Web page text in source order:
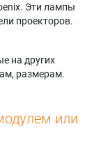
Эти лампы
проекторов.
на других
размерам.
или